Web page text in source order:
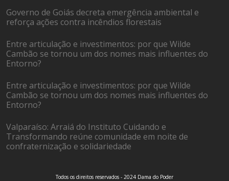
Governo de Goiás decreta emergência ambiental e
reforça ações contra incêndios florestais
Entre articulação e investimentos: por que Wilde
Cambão se tornou um dos nomes mais influentes do
Entorno?
Entre articulação e investimentos: por que Wilde
Cambão se tornou um dos nomes mais influentes do
Entorno?
Valparaíso: Arraiá do Instituto Cuidando e
Transformando reúne comunidade em noite de
confraternização e solidariedade
Todos os direitos reservados - 2024 Dama do Poder